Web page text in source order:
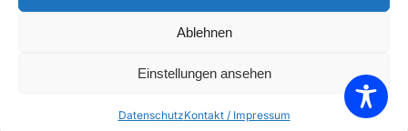
Ablehnen
Einstellungen ansehen
DatenschutzKontakt / Impressum
Add to Compare